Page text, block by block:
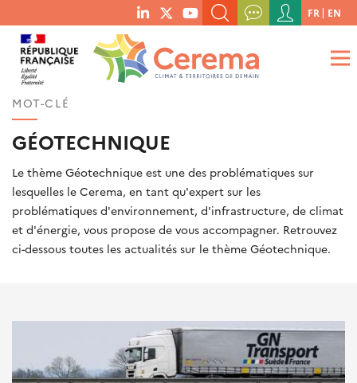
menu
social
links
RECHERCHER UN MOT-CLÉ, UNE PUBLICATION, ETC.
QUE RECHERCHEZ-VOUS ?
Menu
du
compte
de
FR EN
MOT-CLÉ
GÉOTECHNIQUE
Le thème Géotechnique est une des problématiques sur
lesquelles le Cerema, en tant qu'expert sur les
problématiques d'environnement, d'infrastructure, de climat
et d'énergie, vous propose de vous accompagner. Retrouvez
ci-dessous toutes les actualités sur le thème Géotechnique.